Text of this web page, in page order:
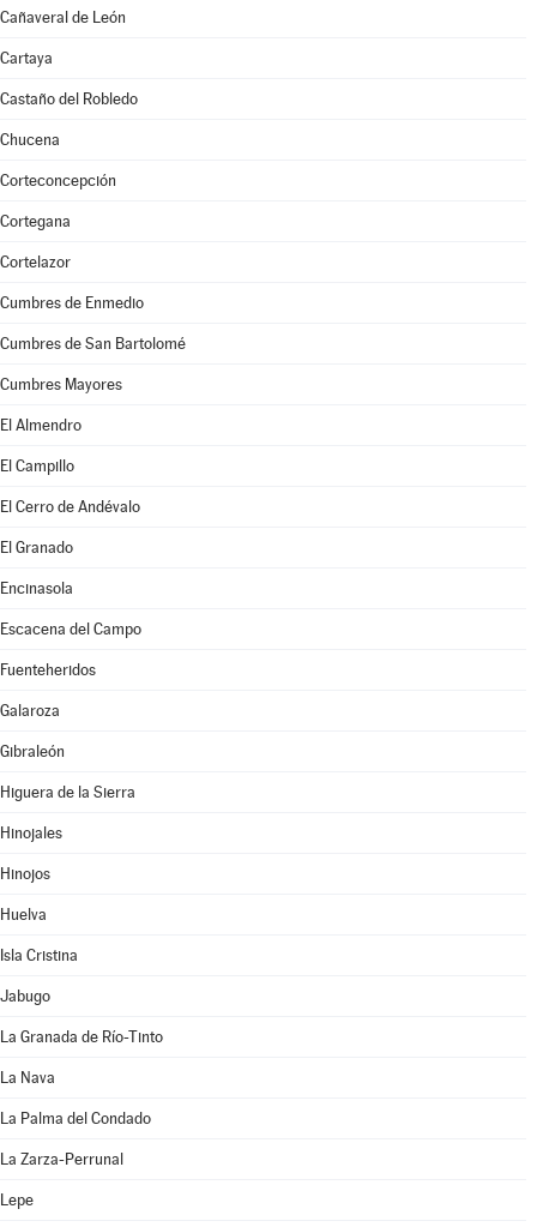
Cañaveral de León
Cartaya
Castaño del Robledo
Chucena
Corteconcepción
Cortegana
Cortelazor
Cumbres de Enmedio
Cumbres de San Bartolomé
Cumbres Mayores
El Almendro
El Campillo
El Cerro de Andévalo
El Granado
Encinasola
Escacena del Campo
Fuenteheridos
Galaroza
Gibraleón
Higuera de la Sierra
Hinojales
Hinojos
Huelva
Isla Cristina
Jabugo
La Granada de Río-Tinto
La Nava
La Palma del Condado
La Zarza-Perrunal
Lepe